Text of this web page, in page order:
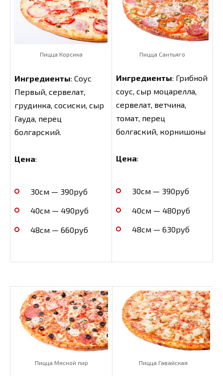
Пицца Корсика
Ингредиенты: Соус
Первый, сервелат,
грудинка, сосиски, сыр
Гауда, перец
болгарский.
Цена:
30см — 390руб
40см — 490руб
48см — 660руб
Пицца Сантьяго
Ингредиенты: Грибной
соус, сыр моцарелла,
сервелат, ветчина,
томат, перец
болгаский, корнишоны
Цена:
30см — 390руб
40см — 480руб
48см — 630руб
Пицца Мясной пир Пицца Гавайская